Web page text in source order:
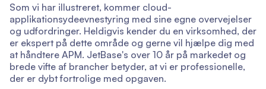
Som vi har illustreret, kommer cloud-
applikationsydeevnestyring med sine egne overvejelser
og udfordringer. Heldigvis kender du en virksomhed, der
er ekspert på dette område og gerne vil hjælpe dig med
at håndtere APM. JetBase's over 10 år på markedet og
brede vifte af brancher betyder, at vi er professionelle,
der er dybt fortrolige med opgaven.